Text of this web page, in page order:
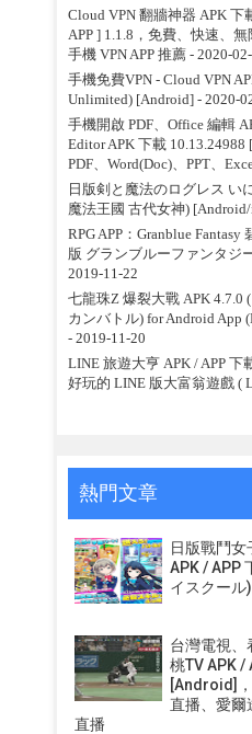
Cloud VPN 翻牆神器 APK 下
APP ] 1.1.8，免費、快速、
手機 VPN APP 推薦- 2020-
手機免費VPN - Cloud VPN
Unlimited) [Android]- 2020-
手機開啟 PDF、Office 編輯
Editor APK 下載 10.13.24988
PDF、Word(Doc)、PPT、
日版剣と魔法のログレス い
魔法王國 古代女神) [Android/
RPG APP：Granblue Fantasy
版 グランブルーファンタジ
2019-11-22
七龍珠Z 爆裂大戰 APK 4.7.0
カンバトル) for Android App
- 2019-11-20
LINE 旅遊大亨 APK / APP 下
好玩的 LINE 版大富翁遊戲 (
熱門文章
日版戰鬥女
APK / APP
イスクー
台灣電視、
桃TV APK /
[Android]
直播、愛爾
直播